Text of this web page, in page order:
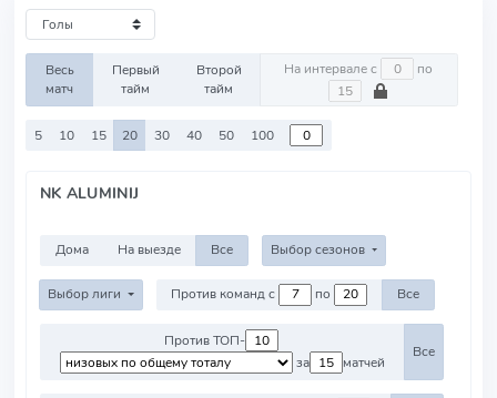
Весь
матч
Первый
тайм
Второй
тайм
На интервале с по
5 10 15 20 30 40 50 100
NK ALUMINIJ
Дома На выезде Все Выбор сезонов
Выбор лиги Против команд с по Все
Против ТОП-
за
матчей
Все